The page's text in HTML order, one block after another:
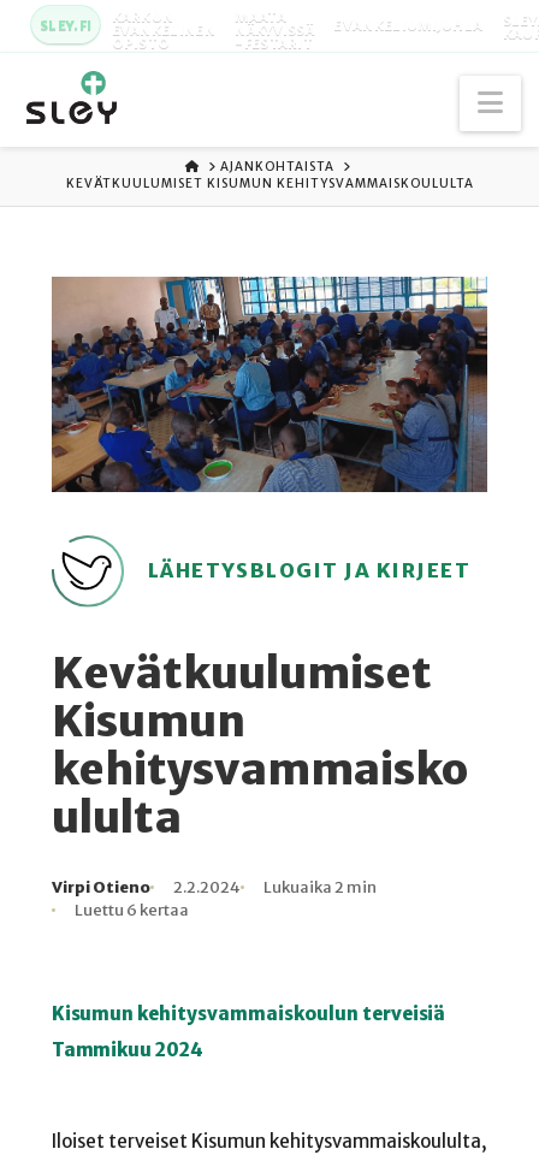
SLEY.FI KARKUN
EVANKELINEN
OPISTO
MAATA
NÄKYVISSÄ
-FESTARIT
EVANKELIUMIJUHLA
ETUSIVU
AJANKOHTAISTA
KEVÄTKUULUMISET KISUMUN KEHITYSVAMMAISKOULULTA
LÄHETYSBLOGIT JA KIRJEET
Kevätkuulumiset
Kisumun
kehitysvammaisko
ululta
Kirjoittaja
Virpi Otieno
Julkaistu
2.2.2024
Lukuaika
Lukuaika 2 min
Lukukertoja
Luettu 6 kertaa
Kisumun kehitysvammaiskoulun terveisiä
Tammikuu 2024
Iloiset terveiset Kisumun kehitysvammaiskoululta,